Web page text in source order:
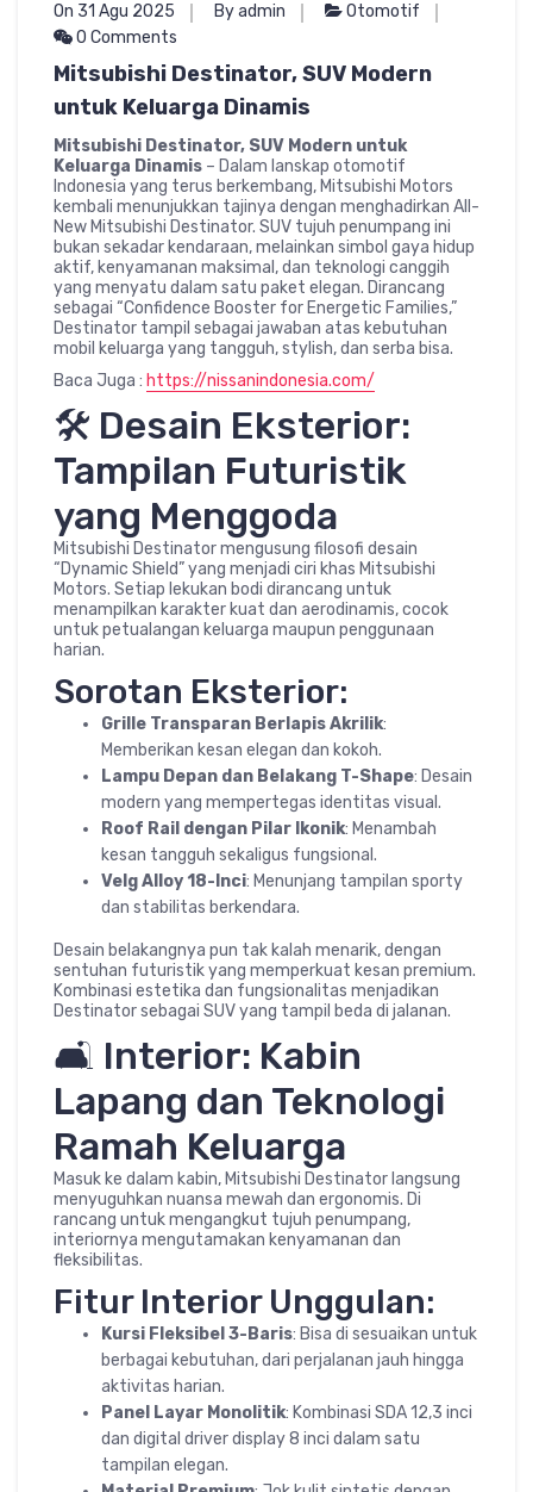
On 31 Agu 2025 By admin
Otomotif
0 Comments
Mitsubishi Destinator, SUV Modern
untuk Keluarga Dinamis
Mitsubishi Destinator, SUV Modern untuk
Keluarga Dinamis – Dalam lanskap otomotif
Indonesia yang terus berkembang, Mitsubishi Motors
kembali menunjukkan tajinya dengan menghadirkan All-
New Mitsubishi Destinator. SUV tujuh penumpang ini
bukan sekadar kendaraan, melainkan simbol gaya hidup
aktif, kenyamanan maksimal, dan teknologi canggih
yang menyatu dalam satu paket elegan. Dirancang
sebagai “Confidence Booster for Energetic Families,”
Destinator tampil sebagai jawaban atas kebutuhan
mobil keluarga yang tangguh, stylish, dan serba bisa.
Baca Juga : https://nissanindonesia.com/
🛠️ Desain Eksterior:
Tampilan Futuristik
yang Menggoda
Mitsubishi Destinator mengusung filosofi desain
“Dynamic Shield” yang menjadi ciri khas Mitsubishi
Motors. Setiap lekukan bodi dirancang untuk
menampilkan karakter kuat dan aerodinamis, cocok
untuk petualangan keluarga maupun penggunaan
harian.
Sorotan Eksterior:
Grille Transparan Berlapis Akrilik:
Memberikan kesan elegan dan kokoh.
Lampu Depan dan Belakang T-Shape: Desain
modern yang mempertegas identitas visual.
Roof Rail dengan Pilar Ikonik: Menambah
kesan tangguh sekaligus fungsional.
Velg Alloy 18-Inci: Menunjang tampilan sporty
dan stabilitas berkendara.
Desain belakangnya pun tak kalah menarik, dengan
sentuhan futuristik yang memperkuat kesan premium.
Kombinasi estetika dan fungsionalitas menjadikan
Destinator sebagai SUV yang tampil beda di jalanan.
🛋️ Interior: Kabin
Lapang dan Teknologi
Ramah Keluarga
Masuk ke dalam kabin, Mitsubishi Destinator langsung
menyuguhkan nuansa mewah dan ergonomis. Di
rancang untuk mengangkut tujuh penumpang,
interiornya mengutamakan kenyamanan dan
fleksibilitas.
Fitur Interior Unggulan:
Kursi Fleksibel 3-Baris: Bisa di sesuaikan untuk
berbagai kebutuhan, dari perjalanan jauh hingga
aktivitas harian.
Panel Layar Monolitik: Kombinasi SDA 12,3 inci
dan digital driver display 8 inci dalam satu
tampilan elegan.